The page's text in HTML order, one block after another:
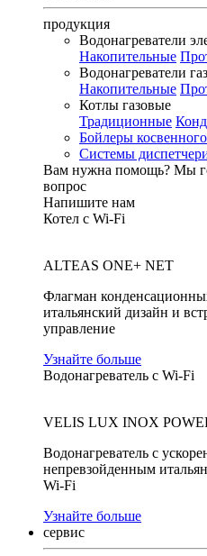
продукция
Водонагреватели
Накопительные
Водонагреватели
Накопительные
Котлы газовые
Традиционные
Бойлеры
Системы
Вам нужна помощь? Мы
вопрос
Напишите нам
Котел с Wi-Fi
ALTEAS ONE+ NET
Флагман
итальянский дизайн и
управление
Узнайте больше
Водонагреватель с Wi-Fi
VELIS LUX INOX
Водонагреватель с
непревзойденным
Wi-Fi
Узнайте больше
сервис